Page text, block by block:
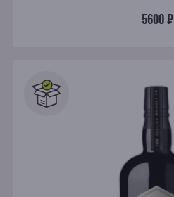
5600 ₽